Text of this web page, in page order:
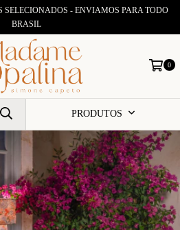
SELECIONADOS - ENVIAMOS PARA TODO
BRASIL
0
PRODUTOS